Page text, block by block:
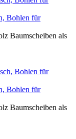
Bohlen für
Baumscheiben als
Bohlen für
Baumscheiben als